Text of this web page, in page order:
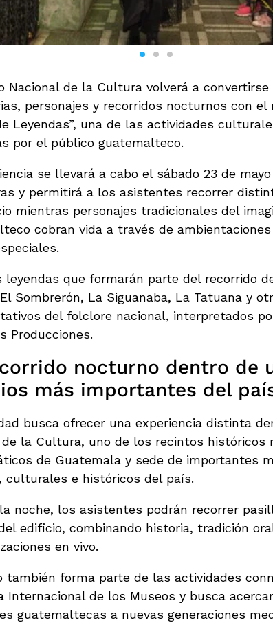
Nacional de la Cultura volverá a convertirse
personajes y recorridos nocturnos con el
Leyendas”, una de las actividades
por el público guatemalteco.
se llevará a cabo el sábado 23 de
y permitirá a los asistentes recorrer
mientras personajes tradicionales del
cobran vida a través de
leyendas que formarán parte del recorrido
Sombrerón, La Siguanaba, La Tatuana y
del folclore nacional, interpretados
Producciones.
nocturno dentro de
más importantes del
busca ofrecer una experiencia distinta
de la Cultura, uno de los recintos históricos
de Guatemala y sede de importantes
culturales e históricos del país.
noche, los asistentes podrán recorrer
edificio, combinando historia, tradición
en vivo.
también forma parte de las actividades
Internacional de los Museos y busca
guatemaltecas a nuevas generaciones